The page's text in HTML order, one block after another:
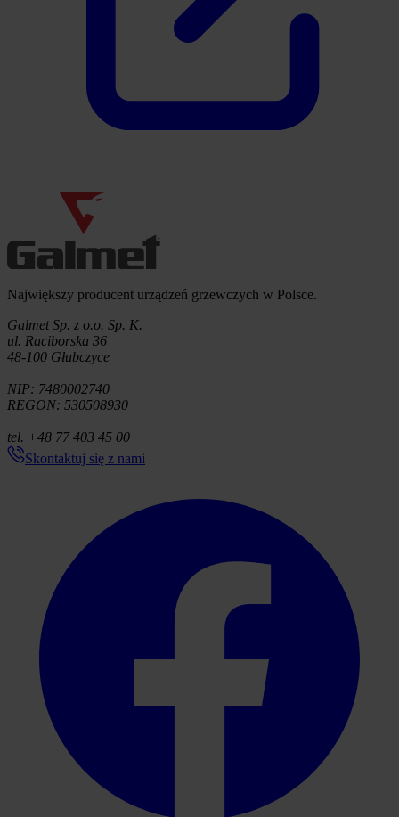
Informacje o firmie
Największy producent urządzeń grzewczych w Polsce.
Galmet Sp. z o.o. Sp. K.
ul. Raciborska 36
48-100 Głubczyce
NIP: 7480002740
REGON: 530508930
tel. +48 77 403 45 00
Skontaktuj się z nami